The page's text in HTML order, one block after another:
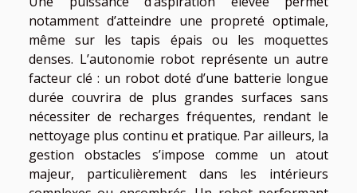
notamment d’atteindre une propreté optimale,
même sur les tapis épais ou les moquettes
denses. L’autonomie robot représente un autre
facteur clé : un robot doté d’une batterie longue
durée couvrira de plus grandes surfaces sans
nécessiter de recharges fréquentes, rendant le
nettoyage plus continu et pratique. Par ailleurs, la
gestion obstacles s’impose comme un atout
majeur, particulièrement dans les intérieurs